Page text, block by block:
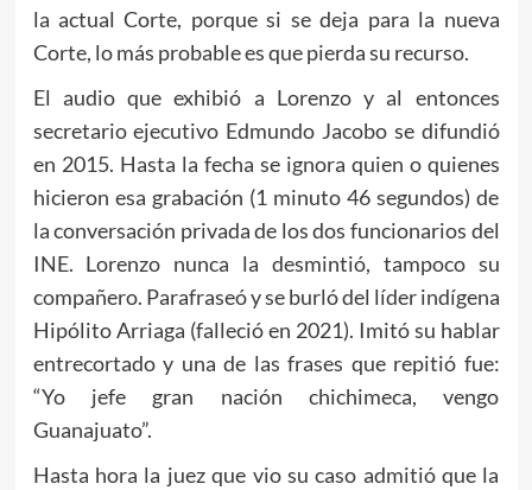
la actual Corte, porque si se deja para la nueva
Corte, lo más probable es que pierda su recurso.
El audio que exhibió a Lorenzo y al entonces
secretario ejecutivo Edmundo Jacobo se difundió
en 2015. Hasta la fecha se ignora quien o quienes
hicieron esa grabación (1 minuto 46 segundos) de
la conversación privada de los dos funcionarios del
INE. Lorenzo nunca la desmintió, tampoco su
compañero. Parafraseó y se burló del líder indígena
Hipólito Arriaga (falleció en 2021). Imitó su hablar
entrecortado y una de las frases que repitió fue:
“Yo jefe gran nación chichimeca, vengo
Guanajuato”.
Hasta hora la juez que vio su caso admitió que la